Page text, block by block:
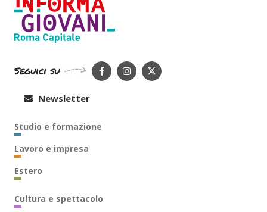
Seguici su
Newsletter
Studio e formazione
Lavoro e impresa
Estero
Cultura e spettacolo